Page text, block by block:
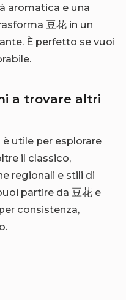
aromatica e una
豆花 in un
È perfetto se vuoi
a trovare altri
utile per esplorare
il classico,
regionali e stili di
partire da 豆花 e
consistenza,